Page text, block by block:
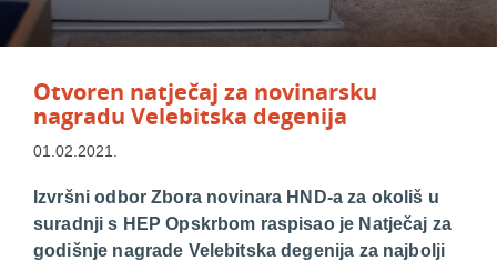
Otvoren natječaj za novinarsku
nagradu Velebitska degenija
01.02.2021.
Izvršni odbor Zbora novinara HND-a za okoliš u
suradnji s HEP Opskrbom raspisao je Natječaj za
godišnje nagrade Velebitska degenija za najbolji